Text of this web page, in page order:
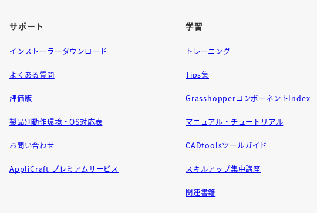
サポート
インストーラーダウンロード
よくある質問
評価版
製品別動作環境・OS対応表
お問い合わせ
AppliCraft プレミアムサービス
学習
トレーニング
Tips集
GrasshopperコンポーネントIndex
マニュアル・チュートリアル
CADtoolsツールガイド
スキルアップ集中講座
関連書籍